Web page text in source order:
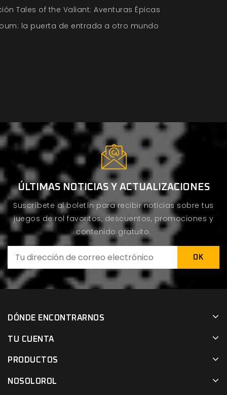
Tales of the Valiant: Aventuras Épicas
la puerta de entrada a otro mundo
ÚLTIMAS NOTICIAS Y ACTUALIZACIONES
Suscríbete al boletín para recibir noticias sobre tus
juegos de rol favoritos, descuentos, promociones y
contenido gratuito.
DÓNDE ENCONTRARNOS
TU CUENTA
PRODUCTOS
NOSOLOROL